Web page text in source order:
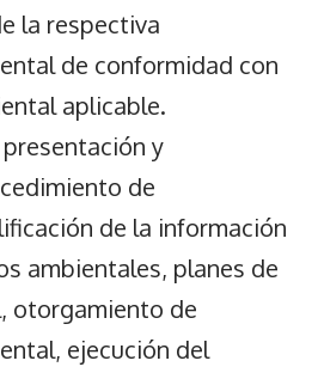
la respectiva
de conformidad con
aplicable.
y
de
de la información
ambientales, planes de
otorgamiento de
ejecución del